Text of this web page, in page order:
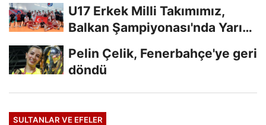
U17 Erkek Milli Takımımız,
Balkan Şampiyonası'nda Yarı
Pelin Çelik, Fenerbahçe'ye geri
döndü
SULTANLAR VE EFELER